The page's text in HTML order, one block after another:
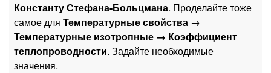
Константу Стефана-Больцмана. Проделайте тоже
самое для Температурные свойства →
Температурные изотропные → Коэффициент
теплопроводности. Задайте необходимые
значения.